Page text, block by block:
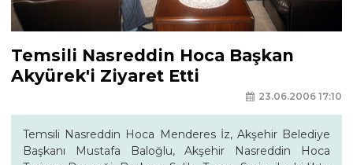
Temsili Nasreddin Hoca Başkan
Akyürek'i Ziyaret Etti
23.06.2006 17:10
Temsili Nasreddin Hoca Menderes İz, Akşehir Belediye
Başkanı Mustafa Baloğlu, Akşehir Nasreddin Hoca